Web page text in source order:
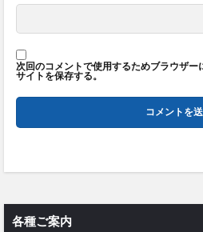
次回のコメントで使用するためブラウザー
サイトを保存する。
各種ご案内